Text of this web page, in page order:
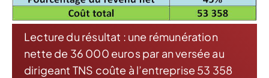
Lecture du résultat : une rémunération
nette de 36 000 euros par an versée au
dirigeant TNS coûte à l’entreprise 53 358